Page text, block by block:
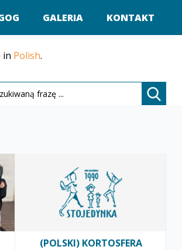
GALERIA KONTAKT
in Polish.
(POLSKI) KORTOSFERA